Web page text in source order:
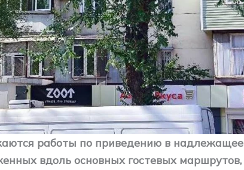
работы по приведению в надлежащее
вдоль основных гостевых маршрутов,